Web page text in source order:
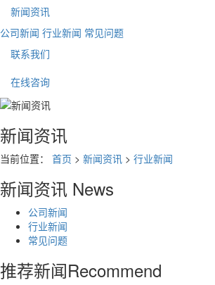
新闻资讯
公司新闻 行业新闻 常见问题
联系我们
在线咨询
新闻资讯
当前位置： 首页 > 新闻资讯 > 行业新闻
新闻资讯 News
公司新闻
行业新闻
常见问题
推荐新闻Recommend